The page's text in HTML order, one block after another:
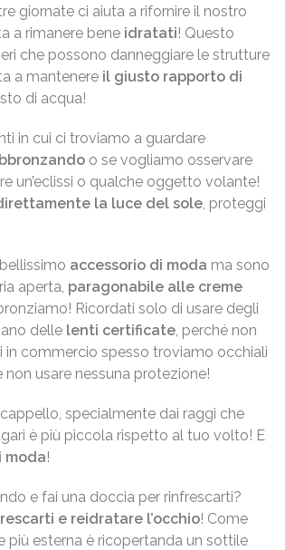
giornate ci aiuta a rifornire il nostro
a rimanere bene idratati! Questo
che possono danneggiare le strutture
a mantenere il giusto rapporto di
di acqua!
in cui ci troviamo a guardare
o se vogliamo osservare
un’eclissi o qualche oggetto volante!
la luce del sole, proteggi
accessorio di moda ma sono
aperta, paragonabile alle creme
Ricordati solo di usare degli
delle lenti certificate, perché non
in commercio spesso troviamo occhiali
usare nessuna protezione!
specialmente dai raggi che
è più piccola rispetto al tuo volto! E
moda!
e fai una doccia per rinfrescarti?
e reidratare l’occhio! Come
più esterna è ricopertanda un sottile